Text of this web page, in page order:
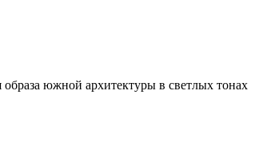
южной архитектуры в светлых тонах